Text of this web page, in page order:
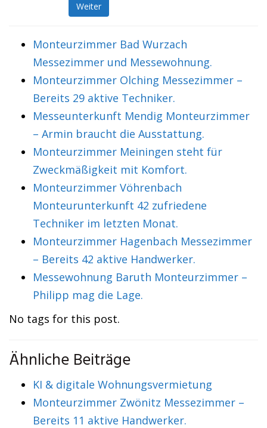
Weiter
Monteurzimmer Bad Wurzach
Messezimmer und Messewohnung.
Monteurzimmer Olching Messezimmer –
Bereits 29 aktive Techniker.
Messeunterkunft Mendig Monteurzimmer
– Armin braucht die Ausstattung.
Monteurzimmer Meiningen steht für
Zweckmäßigkeit mit Komfort.
Monteurzimmer Vöhrenbach
Monteurunterkunft 42 zufriedene
Techniker im letzten Monat.
Monteurzimmer Hagenbach Messezimmer
– Bereits 42 aktive Handwerker.
Messewohnung Baruth Monteurzimmer –
Philipp mag die Lage.
No tags for this post.
Ähnliche Beiträge
KI & digitale Wohnungsvermietung
Monteurzimmer Zwönitz Messezimmer –
Bereits 11 aktive Handwerker.